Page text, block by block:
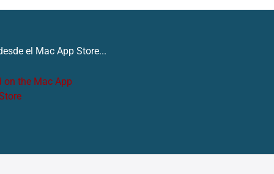
el Mac App Store...